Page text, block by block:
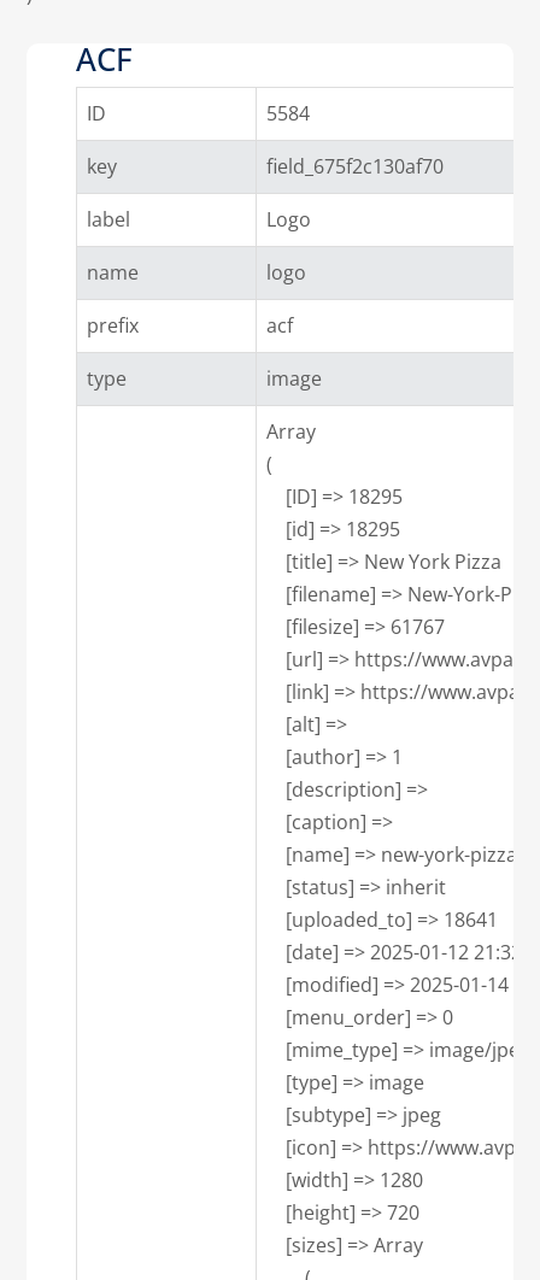
ACF
ID
5584
key
field_675f2c130af70
label
Logo
name
logo
prefix
acf
type
image
Array
(
    [ID] => 18295
    [id] => 18295
    [title] => New York Pizza
[filename] => New-York-
    [filesize] => 61767
[url] => https://
[link] => https://
    [alt] =>
    [author] => 1
    [description] =>
    [caption] =>
    [name] => new-york-pizza-2
    [status] => inherit
    [uploaded_to] => 18641
[date] => 2025-01-12
[modified] => 2025-01-14
    [menu_order] => 0
    [mime_type] => image/jpeg
    [type] => image
    [subtype] => jpeg
[icon] => https://
    [width] => 1280
    [height] => 720
    [sizes] => Array